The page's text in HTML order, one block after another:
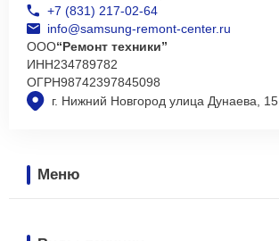
г. Нижний Новгород улица Дунаева, 15
+7 (831) 217-02-64
info@samsung-remont-center.ru
ООО“Ремонт техники”
ИНН234789782
ОГРН98742397845098
Меню